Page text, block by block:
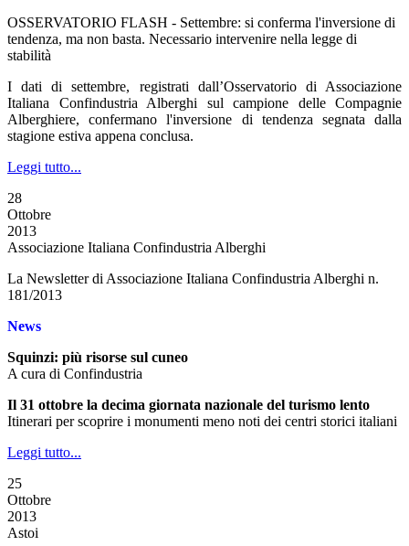
OSSERVATORIO FLASH - Settembre: si conferma l'inversione di
tendenza, ma non basta. Necessario intervenire nella legge di
stabilità
I dati di settembre, registrati dall’Osservatorio di Associazione
Italiana Confindustria Alberghi sul campione delle Compagnie
Alberghiere, confermano l'inversione di tendenza segnata dalla
stagione estiva appena conclusa.
Leggi tutto...
28
Ottobre
2013
Associazione Italiana Confindustria Alberghi
La Newsletter di Associazione Italiana Confindustria Alberghi n.
181/2013
News
Squinzi: più risorse sul cuneo
A cura di Confindustria
Il 31 ottobre la decima giornata nazionale del turismo lento
Itinerari per scoprire i monumenti meno noti dei centri storici italiani
Leggi tutto...
25
Ottobre
2013
Astoi